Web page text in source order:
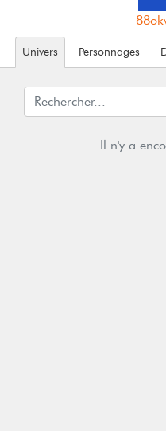
Univers Personnages
Il n'y a